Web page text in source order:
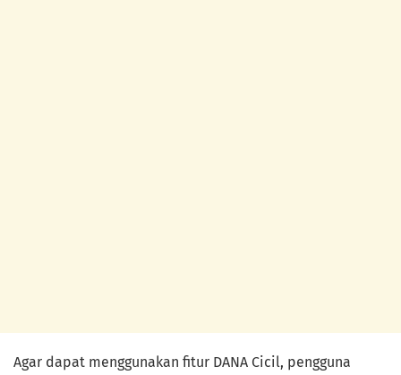
Agar dapat menggunakan fitur DANA Cicil, pengguna